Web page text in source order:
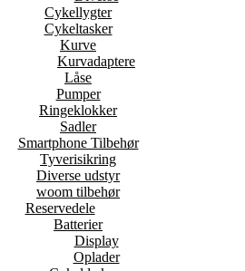
Cykellygter
Cykeltasker
Kurve
Kurvadaptere
Låse
Pumper
Ringeklokker
Sadler
Smartphone Tilbehør
Tyverisikring
Diverse udstyr
woom tilbehør
Reservedele
Batterier
Display
Oplader